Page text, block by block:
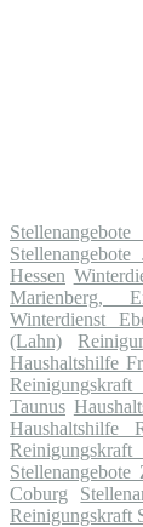
Stellenangebote
Hessen
Marienberg,
Winterdienst
(Lahn)
Haushaltshilfe
Taunus
Haushaltshilfe
Reinigungskraft
Stellenangebote
Coburg
Reinigungskraft